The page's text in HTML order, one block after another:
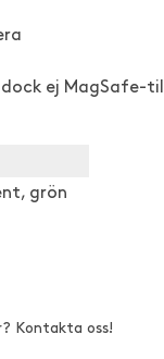
ej MagSafe-
grön
Kontakta oss!